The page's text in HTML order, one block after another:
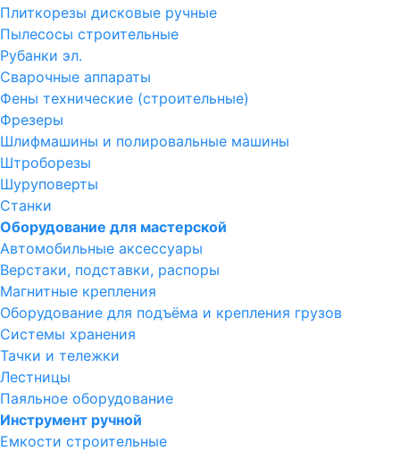
Плиткорезы дисковые ручные
Пылесосы строительные
Рубанки эл.
Сварочные аппараты
Фены технические (строительные)
Фрезеры
Шлифмашины и полировальные машины
Штроборезы
Шуруповерты
Станки
Оборудование для мастерской
Автомобильные аксессуары
Верстаки, подставки, распоры
Магнитные крепления
Оборудование для подъёма и крепления грузов
Системы хранения
Тачки и тележки
Лестницы
Паяльное оборудование
Инструмент ручной
Емкости строительные